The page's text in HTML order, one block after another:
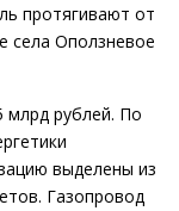
протягивают от
села Оползневое
млрд рублей. По
выделены из
Газопровод